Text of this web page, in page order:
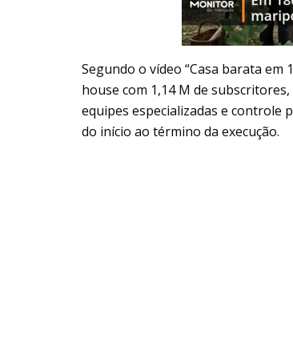
Segundo o vídeo “Casa barata em
house com 1,14 M de
equipes especializadas e controle
do início ao término da execução.